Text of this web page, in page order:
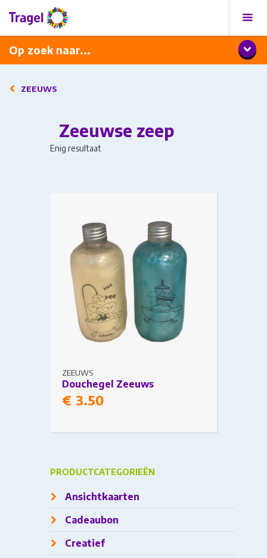
Op zoek naar...
Programma
Diner met wijnarrangement
ZEEUWS
Zeeuwse zeep
Enig resultaat
ZEEUWS
Douchegel Zeeuws
€ 3.50
product
multiple
variants.
options
chosen
the
PRODUCTCATEGORIEËN
Ansichtkaarten
Cadeaubon
Creatief